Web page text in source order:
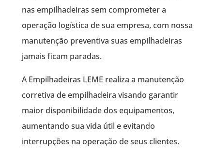
nas empilhadeiras sem comprometer a
operação logística de sua empresa, com nossa
manutenção preventiva suas empilhadeiras
jamais ficam paradas.
A Empilhadeiras LEME realiza a manutenção
corretiva de empilhadeira visando garantir
maior disponibilidade dos equipamentos,
aumentando sua vida útil e evitando
interrupções na operação de seus clientes.